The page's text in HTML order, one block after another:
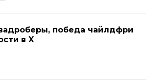
победа чайлдфри
в X